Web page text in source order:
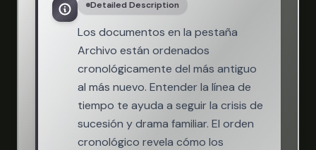
Detailed Description
Los documentos en la pestaña
Archivo están ordenados
cronológicamente del más antiguo
al más nuevo. Entender la línea de
tiempo te ayuda a seguir la crisis de
sucesión y drama familiar. El orden
cronológico revela cómo los